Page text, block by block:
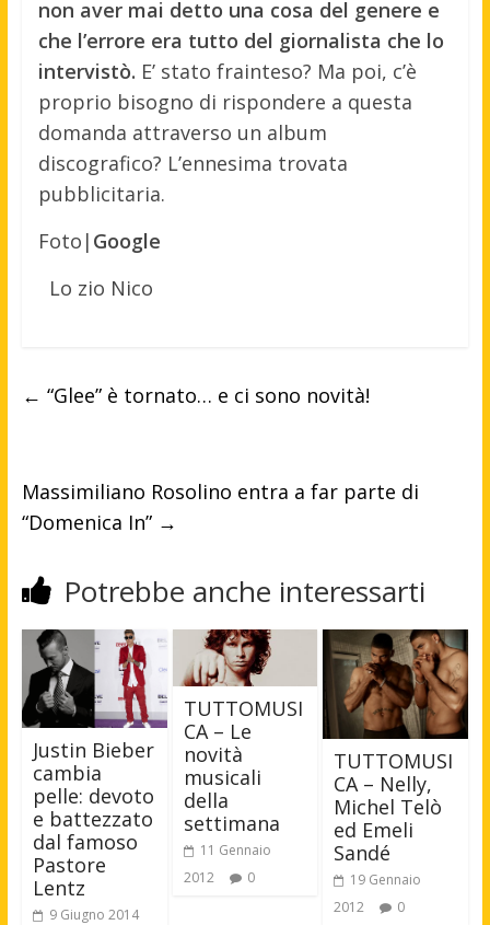
non aver mai detto una cosa del genere e
che l’errore era tutto del giornalista che lo
intervistò. E’ stato frainteso? Ma poi, c’è
proprio bisogno di rispondere a questa
domanda attraverso un album
discografico? L’ennesima trovata
pubblicitaria.
Foto| Google
Lo zio Nico
← “Glee” è tornato… e ci sono novità!
Massimiliano Rosolino entra a far parte di
“Domenica In” →
Potrebbe anche interessarti
Justin Bieber
cambia
pelle: devoto
e battezzato
dal famoso
Pastore
Lentz
9 Giugno 2014
TUTTOMUSI
CA – Le
novità
musicali
della
settimana
11 Gennaio
2012
0
TUTTOMUSI
CA – Nelly,
Michel Telò
ed Emeli
Sandé
19 Gennaio
2012
0